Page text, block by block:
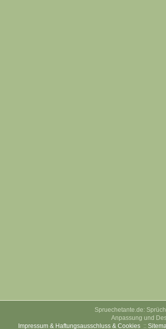
Spruechetante.de:
Anpassung und
Impressum & Haftungsausschluss & Cookies::